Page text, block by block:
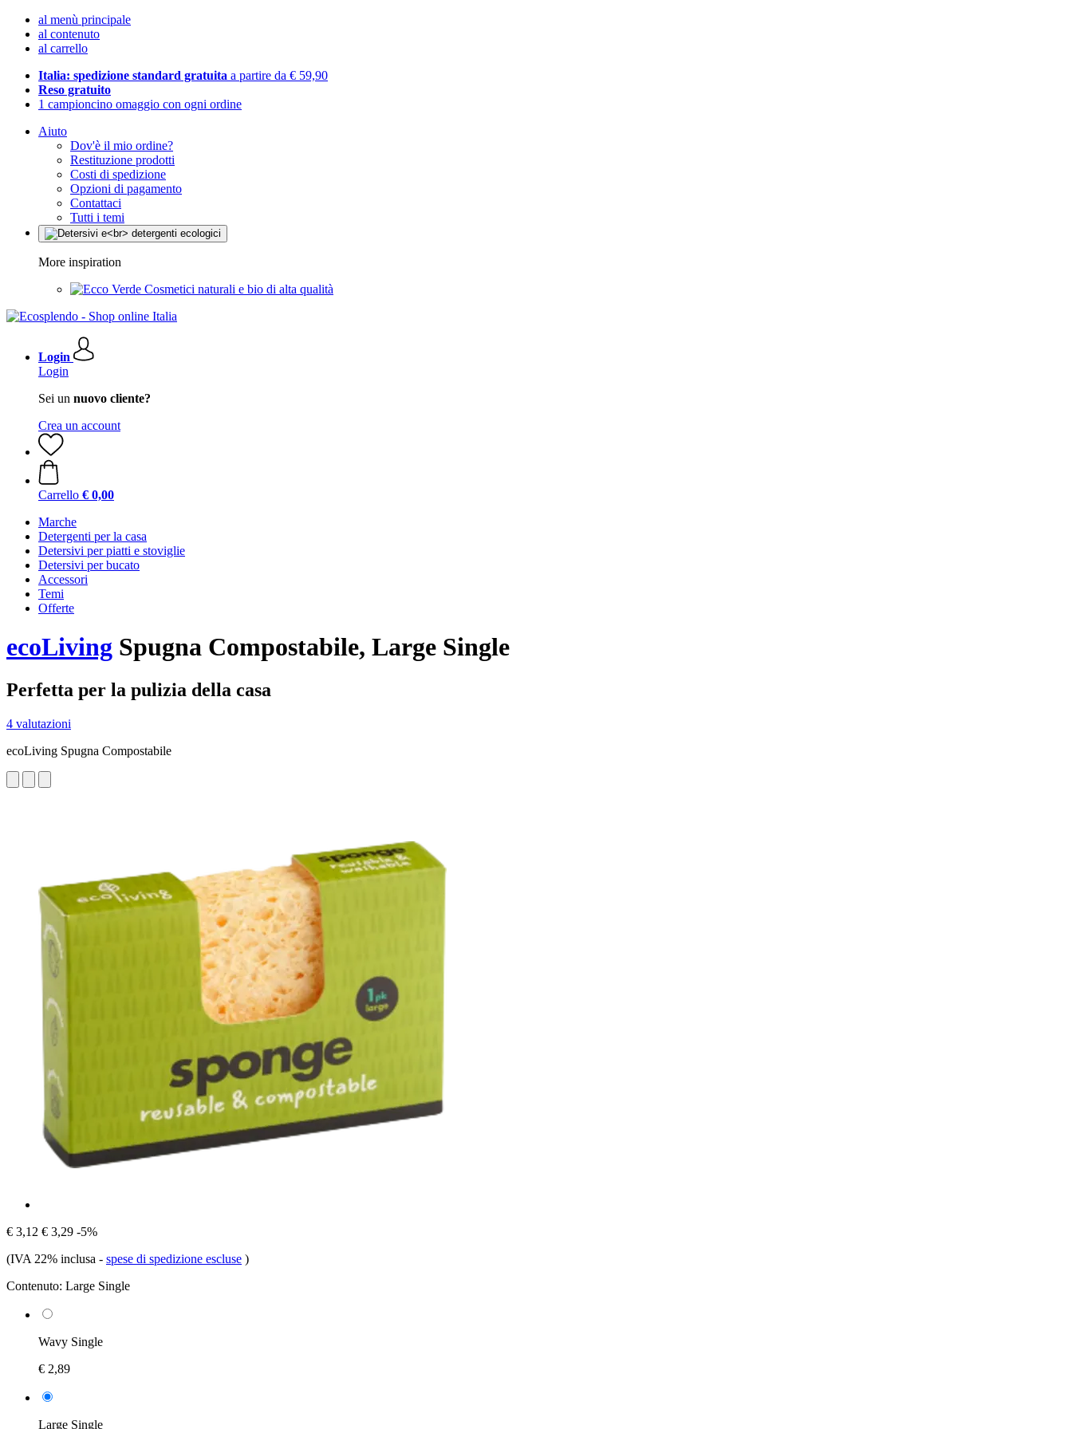
al menù principale
al contenuto
al carrello
Italia: spedizione standard gratuita a partire da € 59,90
Reso gratuito
1 campioncino omaggio con ogni ordine
Aiuto
Dov'è il mio ordine?
Restituzione prodotti
Costi di spedizione
Opzioni di pagamento
Contattaci
Tutti i temi
More inspiration
Cosmetici naturali e bio di alta qualità
Login
Login
Sei un nuovo cliente?
Crea un account
Carrello € 0,00
Marche
Detergenti per la casa
Detersivi per piatti e stoviglie
Detersivi per bucato
Accessori
Temi
Offerte
ecoLiving Spugna Compostabile, Large Single
Perfetta per la pulizia della casa
4 valutazioni
ecoLiving Spugna Compostabile
€ 3,12 € 3,29 -5%
(IVA 22% inclusa - spese di spedizione escluse )
Contenuto: Large Single
Wavy Single
€ 2,89
Large Single